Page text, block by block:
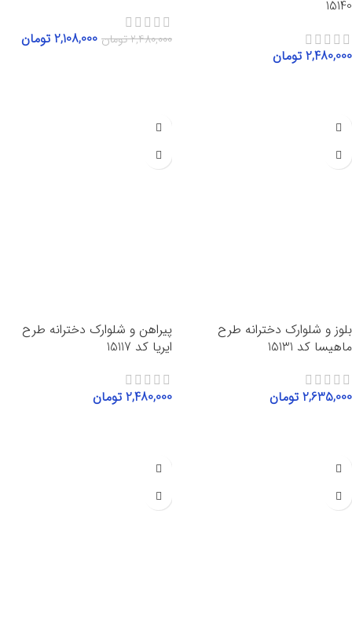
15140
2,480,000 تومان
2,480,000تومان 2,108,000 تومان
بلوز و شلوارک دخترانه طرح
ماهیسا کد 15131
2,635,000 تومان
پیراهن و شلوارک دخترانه طرح
ایریا کد 15117
2,480,000 تومان